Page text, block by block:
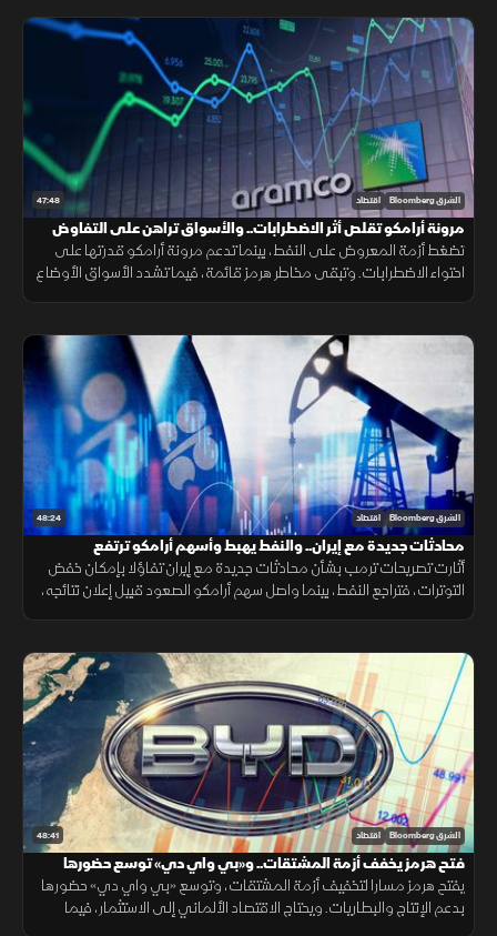
47:48 الشرق Bloomberg اقتصاد
مرونة أرامكو تقلص أثر الاضطرابات.. والأسواق تراهن على التفاوض
تضغط أزمة المعروض على النفط، بينما تدعم مرونة أرامكو قدرتها على
احتواء الاضطرابات. وتبقى مخاطر هرمز قائمة، فيما تشدد الأسواق الأوضاع
48:24 الشرق Bloomberg اقتصاد
محادثات جديدة مع إيران.. والنفط يهبط وأسهم أرامكو ترتفع
أثارت تصريحات ترمب بشأن محادثات جديدة مع إيران تفاؤلا بإمكان خفض
التوترات، فتراجع النفط، بينما واصل سهم أرامكو الصعود قبيل إعلان نتائجه،
48:41 الشرق Bloomberg اقتصاد
فتح هرمز يخفف أزمة المشتقات.. و«بي واي دي» توسع حضورها
يفتح هرمز مسارا لتخفيف أزمة المشتقات، وتوسع «بي واي دي» حضورها
بدعم الإنتاج والبطاريات. ويحتاج الاقتصاد الألماني إلى الاستثمار، فيما